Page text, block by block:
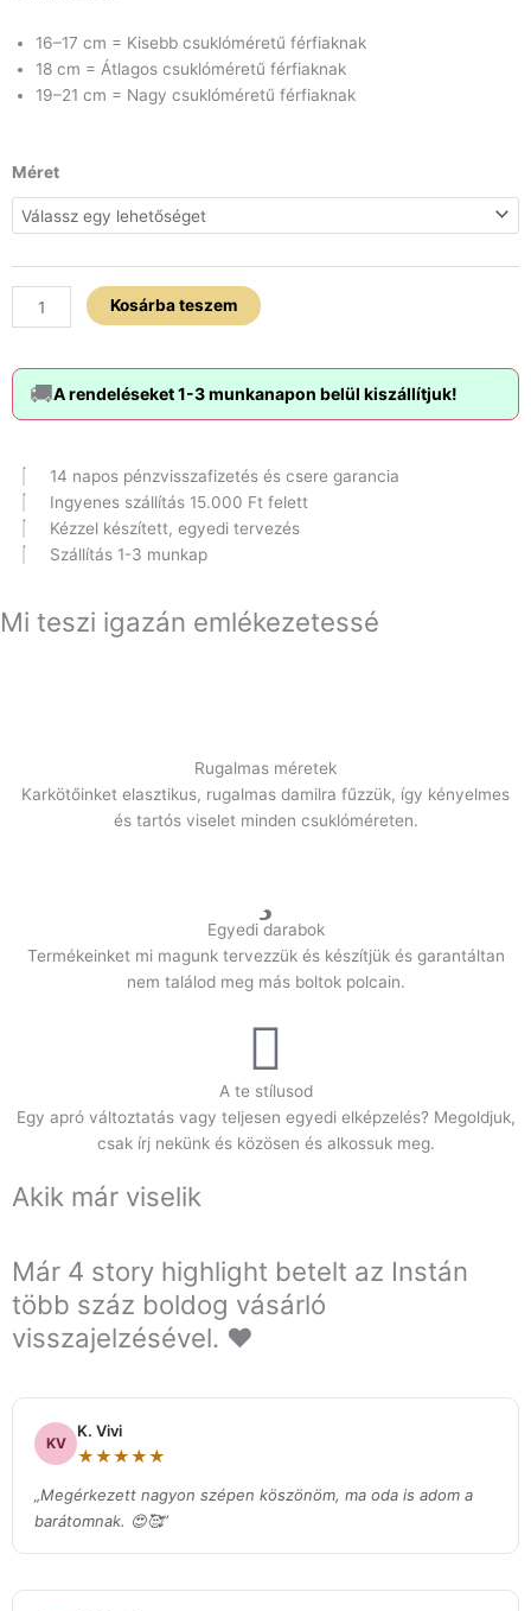
16–17 cm = Kisebb csuklóméretű férfiaknak
18 cm = Átlagos csuklóméretű férfiaknak
19–21 cm = Nagy csuklóméretű férfiaknak
Méret
Oroszlán
x
Obszidián
Ónix
karkötő
szett
Kosárba teszem
🚚A rendeléseket 1-3 munkanapon belül kiszállítjuk!
14 napos pénzvisszafizetés és csere garancia
Ingyenes szállítás 15.000 Ft felett
Kézzel készített, egyedi tervezés
Szállítás 1-3 munkap
Mi teszi igazán emlékezetessé
Rugalmas méretek
Karkötőinket elasztikus, rugalmas damilra fűzzük, így kényelmes
és tartós viselet minden csuklóméreten.
Egyedi darabok
Termékeinket mi magunk tervezzük és készítjük és garantáltan
nem találod meg más boltok polcain.
A te stílusod
Egy apró változtatás vagy teljesen egyedi elképzelés? Megoldjuk,
csak írj nekünk és közösen és alkossuk meg.
Akik már viselik
Már 4 story highlight betelt az Instán
több száz boldog vásárló
visszajelzésével. ❤️
KV
K. Vivi
★★★★★
„Megérkezett nagyon szépen köszönöm, ma oda is adom a
barátomnak. 😍🥰”